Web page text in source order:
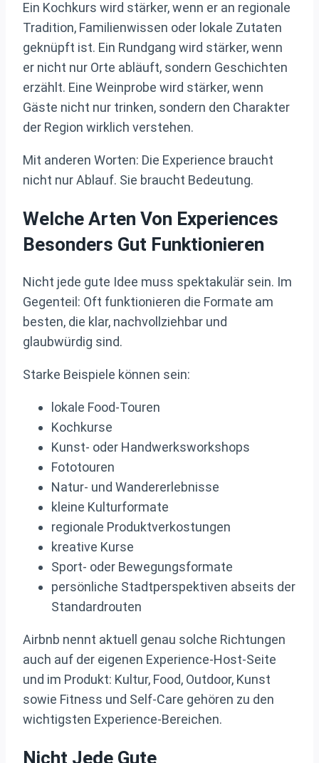
Ein Kochkurs wird stärker, wenn er an regionale
Tradition, Familienwissen oder lokale Zutaten
geknüpft ist. Ein Rundgang wird stärker, wenn
er nicht nur Orte abläuft, sondern Geschichten
erzählt. Eine Weinprobe wird stärker, wenn
Gäste nicht nur trinken, sondern den Charakter
der Region wirklich verstehen.
Mit anderen Worten: Die Experience braucht
nicht nur Ablauf. Sie braucht Bedeutung.
Welche Arten Von Experiences
Besonders Gut Funktionieren
Nicht jede gute Idee muss spektakulär sein. Im
Gegenteil: Oft funktionieren die Formate am
besten, die klar, nachvollziehbar und
glaubwürdig sind.
Starke Beispiele können sein:
lokale Food-Touren
Kochkurse
Kunst- oder Handwerksworkshops
Fototouren
Natur- und Wandererlebnisse
kleine Kulturformate
regionale Produktverkostungen
kreative Kurse
Sport- oder Bewegungsformate
persönliche Stadtperspektiven abseits der
Standardrouten
Airbnb nennt aktuell genau solche Richtungen
auch auf der eigenen Experience-Host-Seite
und im Produkt: Kultur, Food, Outdoor, Kunst
sowie Fitness und Self-Care gehören zu den
wichtigsten Experience-Bereichen.
Nicht Jede Gute